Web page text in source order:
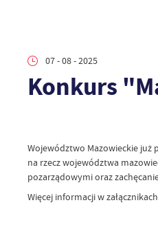
07 - 08 - 2025
Konkurs
Województwo Mazowieckie już
na rzecz województwa
pozarządowymi oraz
Więcej informacji w